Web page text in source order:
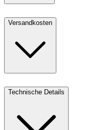
Versandkosten
Technische Details